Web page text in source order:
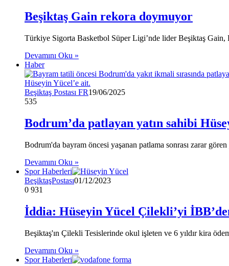
Beşiktaş Gain rekora doymuyor
Türkiye Sigorta Basketbol Süper Ligi’nde lider Beşiktaş
Devamını Oku »
Haber
Beşiktaş Postası FR19/06/2025
535
Bodrum’da patlayan yatın sahibi
Bodrum'da bayram öncesi yaşanan patlama sonrası zarar
Devamını Oku »
Spor Haberleri
BeşiktaşPostası01/12/2023
0 931
İddia: Hüseyin Yücel Çilekli’yi
Beşiktaş'ın Çilekli Tesislerinde okul işleten ve 6 yıldır kira
Devamını Oku »
Spor Haberleri